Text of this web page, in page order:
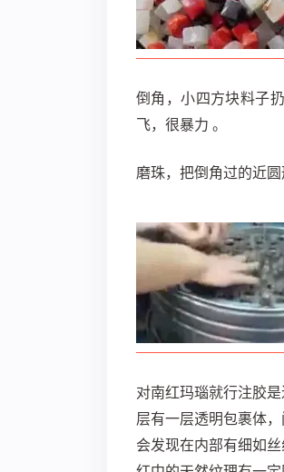
倒角，小四方块料子
飞，很暴力 。
磨珠，把倒角过的近
对南红玛瑙就行注胶
层有一层透明包裹体
会发现在内部有细如